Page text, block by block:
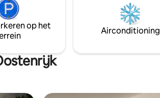
het
hert
thuiskantoor met relaaaaaaax NU!
op het
Airconditioning